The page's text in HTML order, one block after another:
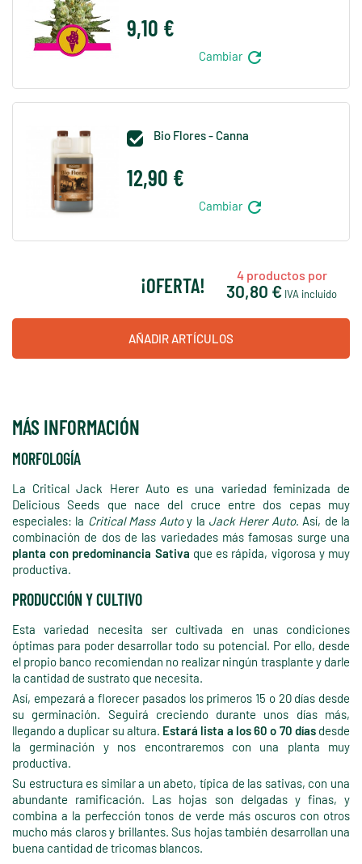
9,10 €
Cambiar refresh
 Bio Flores - Canna
12,90 €
Cambiar refresh
¡OFERTA! 4productos por
30,80 € IVA incluido
AÑADIR ARTÍCULOS
MÁS INFORMACIÓN
MORFOLOGÍA
La Critical Jack Herer Auto es una variedad feminizada de
Delicious Seeds que nace del cruce entre dos cepas muy
especiales: la Critical Mass Autoy la Jack Herer Auto. Así, de la
combinación de dos de las variedades más famosas surge una
planta con predominancia Sativa que es rápida, vigorosa y muy
productiva.
PRODUCCIÓN Y CULTIVO
Esta variedad necesita ser cultivada en unas condiciones
óptimas para poder desarrollar todo su potencial. Por ello, desde
el propio banco recomiendan no realizar ningún trasplante y darle
la cantidad de sustrato que necesita.
Así, empezará a florecer pasados los primeros 15 o 20 días desde
su germinación. Seguirá creciendo durante unos días más,
llegando a duplicar su altura. Estará lista a los 60 o 70 díasdesde
la germinación y nos encontraremos con una planta muy
productiva.
Su estructura es similar a un abeto, típica de las sativas, con una
abundante ramificación. Las hojas son delgadas y finas, y
combina a la perfección tonos de verde más oscuros con otros
mucho más claros y brillantes. Sus hojas también desarrollan una
buena cantidad de tricomas blancos.